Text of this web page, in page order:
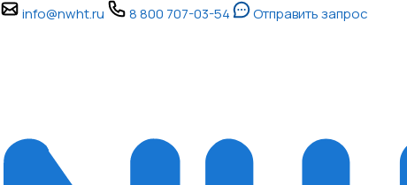
info@nwht.ru 8 800 707-03-54 Отправить запрос